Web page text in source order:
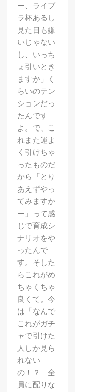
ー、ライブ
ラ杯あるし
見た目も嫌
いじゃない
し、いっち
ょ引いとき
ますか」く
らいのテン
ションだっ
たんです
よ。で、こ
れまた運よ
く引けちゃ
ったものだ
から「とり
あえずやっ
てみますか
ー」って感
じで育成シ
ナリオをや
ったんで
す。そした
らこれがめ
ちゃくちゃ
良くて。今
は「なんで
これがガチ
ャで引けた
人しか見ら
れない
の！？ 全
員に配りな